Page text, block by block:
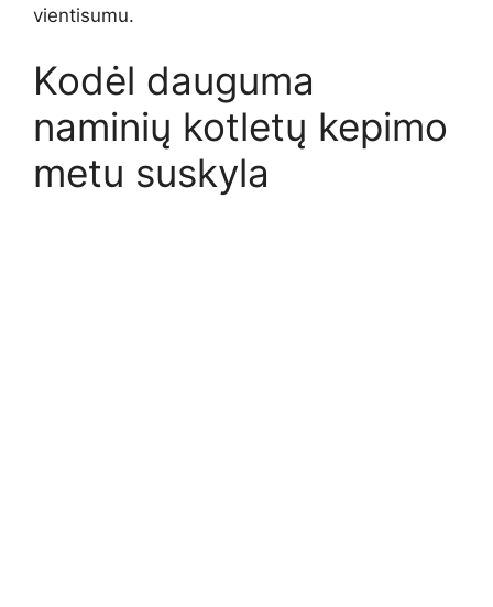
vientisumu.
Kodėl dauguma
naminių kotletų kepimo
metu suskyla